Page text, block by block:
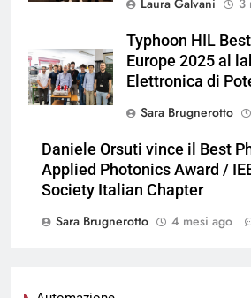
Laura Galvani
3
Typhoon HIL
Europe 2025 al
Elettronica di
Sara Brugnerotto
Daniele Orsuti vince il Best
Applied Photonics Award /
Society Italian Chapter
Sara Brugnerotto
4 mesi ago